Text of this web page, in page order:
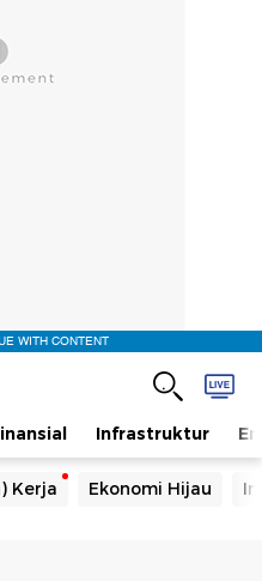
WITH CONTENT
Infrastruktur
Kerja Ekonomi Hijau